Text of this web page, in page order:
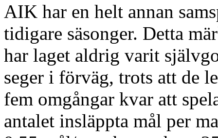
AIK har en helt annan
tidigare säsonger. Detta
har laget aldrig varit
seger i förväg, trots att de
fem omgångar kvar att
antalet insläppta mål per